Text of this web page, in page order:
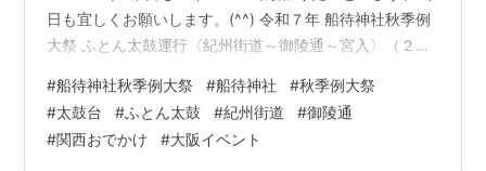
日も宜しくお願いします。(^^) 令和７年 船待神社秋季例
大祭 ふとん太鼓運行〈紀州街道～御陵通～宮入〉（２０
#船待神社秋季例大祭 #船待神社 #秋季例大祭
#太鼓台 #ふとん太鼓 #紀州街道 #御陵通
#関西おでかけ #大阪イベント